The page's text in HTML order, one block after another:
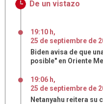
De un vistazo
19:10 h,
25 de septiembre de
Biden avisa de que
posible" en Oriente
19:06 h,
25 de septiembre de
Netanyahu reitera su